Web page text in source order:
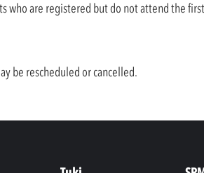
who are registered but do not attend the
be rescheduled or cancelled.